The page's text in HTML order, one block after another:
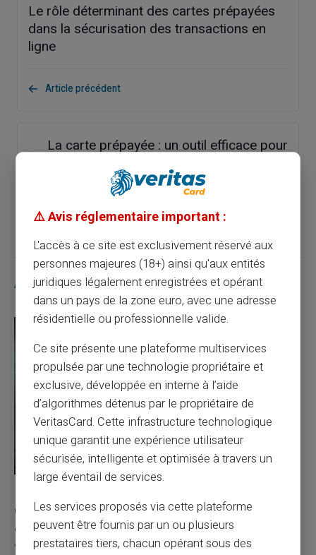
Le rôle déterminant des cartes prépayées
dans la sécurisation des transactions en
ligne
Article précédent
La carte prépayée : un outil efficace pour
Articles similaires
Quelle est la différence entre un RIB et un IBAN
en France ?
Votre employeur vous demande votre RIB pour verser votre
⚠️ Avis réglementaire important :
L'accès à ce site est exclusivement réservé aux
personnes majeures (18+) ainsi qu'aux entités
juridiques légalement enregistrées et opérant
dans un pays de la zone euro, avec une adresse
résidentielle ou professionnelle valide.
Ce site présente une plateforme multiservices
propulsée par une technologie propriétaire et
exclusive, développée en interne à l’aide
d’algorithmes détenus par le propriétaire de
VeritasCard. Cette infrastructure technologique
unique garantit une expérience utilisateur
sécurisée, intelligente et optimisée à travers un
large éventail de services.
Les services proposés via cette plateforme
peuvent être fournis par un ou plusieurs
prestataires tiers, chacun opérant sous des